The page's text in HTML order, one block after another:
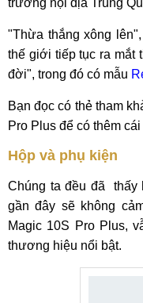
trường nội địa Trung
"Thừa thắng xông
thế giới tiếp tục ra mắt
đời", trong đó có mẫu
Bạn đọc có thẻ tham
Pro Plus để có thêm
Hộp và phụ kiện
Chúng ta đều đã thấy
gần đây sẽ không
Magic 10S Pro Plus,
thương hiệu nổi bật.